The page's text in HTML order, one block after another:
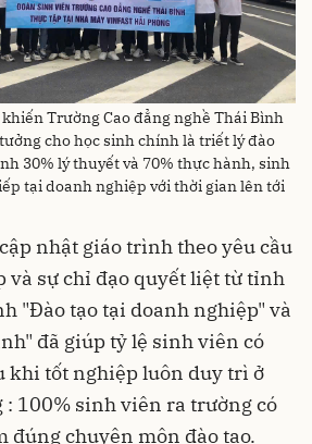
Trường Cao đẳng nghề Thái Bình
cho học sinh chính là triết lý đào
30% lý thuyết và 70% thực hành, sinh
tại doanh nghiệp với thời gian lên tới
nhật giáo trình theo yêu cầu
và sự chỉ đạo quyết liệt từ tỉnh
"Đào tạo tại doanh nghiệp" và
đã giúp tỷ lệ sinh viên có
khi tốt nghiệp luôn duy trì ở
: 100% sinh viên ra trường có
đúng chuyên môn đào tạo.